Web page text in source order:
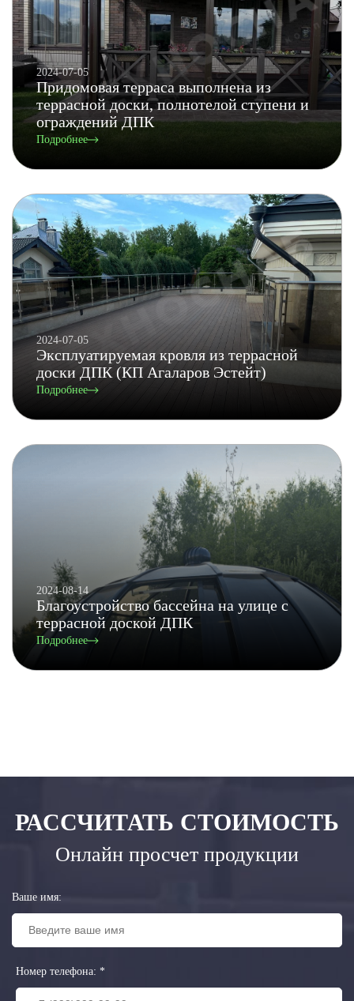
2024-07-05
Придомовая терраса выполнена из
террасной доски, полнотелой ступени и
ограждений ДПК
Подробнее
2024-07-05
Эксплуатируемая кровля из террасной
доски ДПК (КП Агаларов Эстейт)
Подробнее
2024-08-14
Благоустройство бассейна на улице с
террасной доской ДПК
Подробнее
РАССЧИТАТЬ СТОИМОСТЬ
Онлайн просчет продукции
Ваше имя:
Номер телефона: *